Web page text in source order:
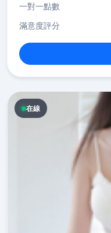
一對一點數
滿意度評分
在線